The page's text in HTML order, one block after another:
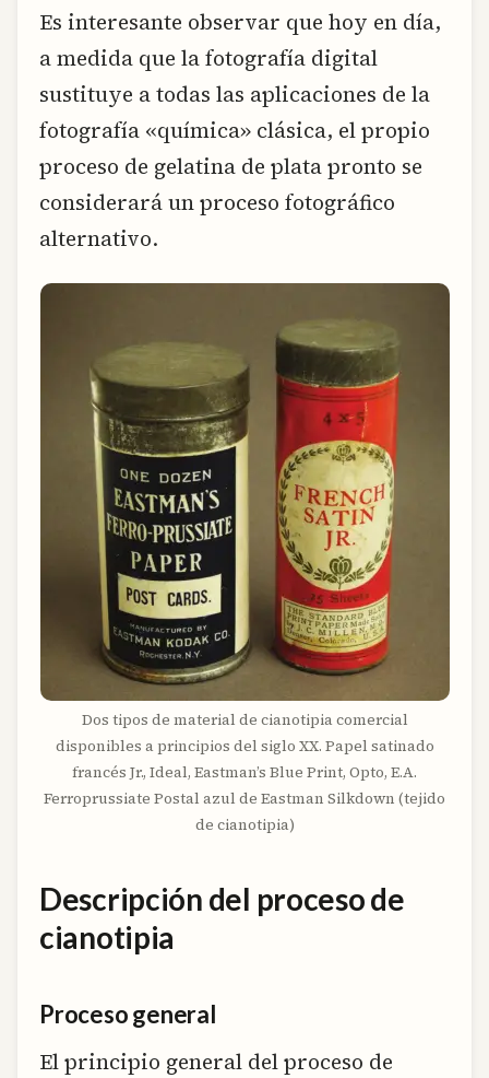
Es interesante observar que hoy en día,
a medida que la fotografía digital
sustituye a todas las aplicaciones de la
fotografía «química» clásica, el propio
proceso de gelatina de plata pronto se
considerará un proceso fotográfico
alternativo.
Dos tipos de material de cianotipia comercial
disponibles a principios del siglo XX. Papel satinado
francés Jr., Ideal, Eastman’s Blue Print, Opto, E.A.
Ferroprussiate Postal azul de Eastman Silkdown (tejido
de cianotipia)
Descripción del proceso de
cianotipia
Proceso general
El principio general del proceso de